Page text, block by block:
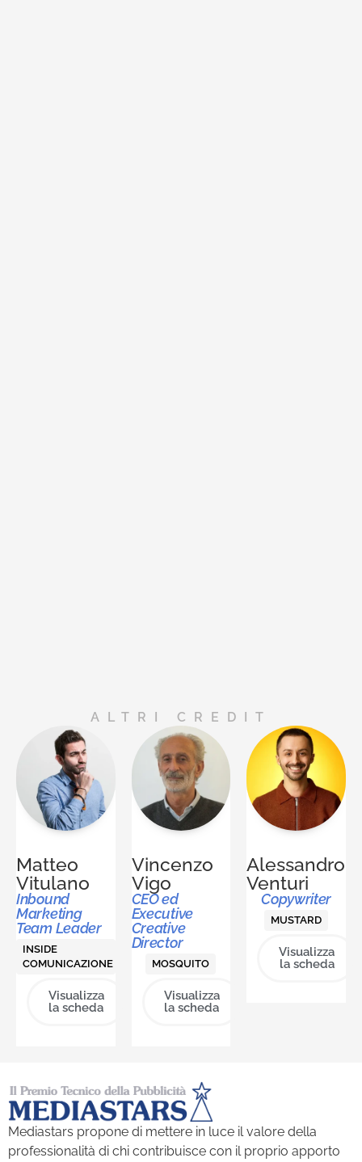
ALTRI CREDIT
Matteo
Vitulano
Inbound
Marketing
Team Leader
INSIDE
COMUNICAZIONE
Visualizza
la scheda
Vincenzo
Vigo
CEO ed
Executive
Creative
Director
MOSQUITO
Visualizza
la scheda
Alessandro
Venturi
Copywriter
MUSTARD
Visualizza
la scheda
Mediastars propone di mettere in luce il valore della
professionalità di chi contribuisce con il proprio apporto